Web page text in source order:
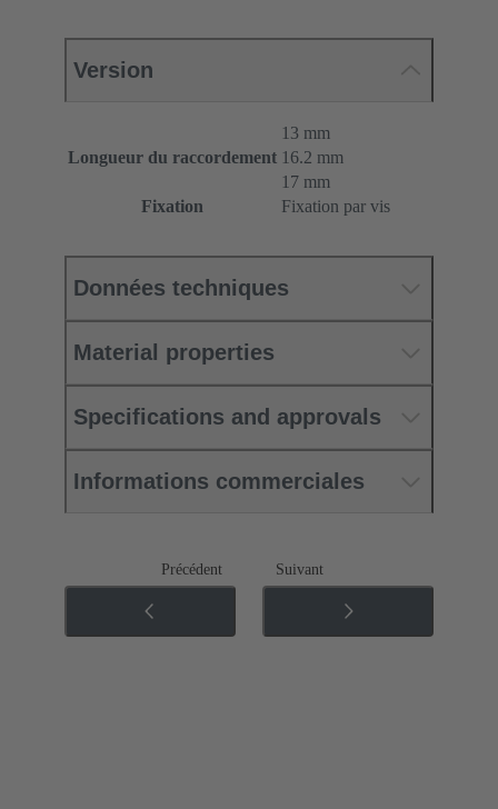
Version
Longueur du raccordement
13 mm
16.2 mm
17 mm
Fixation
Fixation par vis
Données techniques
Material properties
Specifications and approvals
Informations commerciales
Précédent Suivant